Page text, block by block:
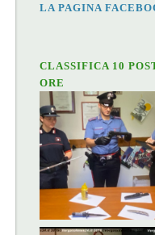
LA PAGINA
CLASSIFICA 10
ORE